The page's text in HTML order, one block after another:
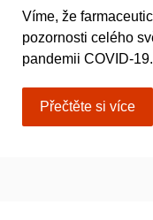
Víme, že
pozornosti celého
pandemii COVID-
Přečtěte si více